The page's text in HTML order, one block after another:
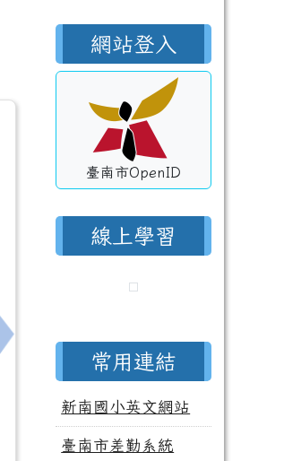
下一筆：115年暑假 教務處暑假營隊上
網站登入
臺南市OpenID
線上學習
常用連結
新南國小英文網站
臺南市差勤系統